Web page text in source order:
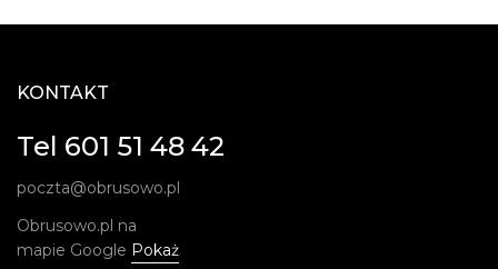
KONTAKT
Tel 601 51 48 42
poczta@obrusowo.pl
Obrusowo.pl na
mapie Google Pokaż